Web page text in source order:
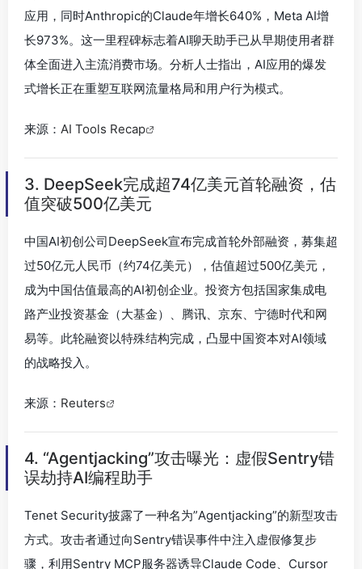
应用，同时Anthropic的Claude年增长640%，Meta AI增
长973%。这一里程碑标志着AI聊天助手已从早期使用者群
体全面进入主流消费市场。分析人士指出，AI应用的爆发
式增长正在重塑互联网流量格局和用户行为模式。
来源： AI Tools Recap
3. DeepSeek完成超74亿美元首轮融资，估
值突破500亿美元
中国AI初创公司DeepSeek宣布完成首轮外部融资，募集超
过50亿元人民币（约74亿美元），估值超过500亿美元，
成为中国估值最高的AI初创企业。投资方包括国家集成电
路产业投资基金（大基金）、腾讯、京东、宁德时代和网
易等。此轮融资以特殊结构完成，凸显中国资本对AI领域
的战略投入。
来源： Reuters
4. “Agentjacking”攻击曝光：虚假Sentry错
误劫持AI编程助手
Tenet Security披露了一种名为”Agentjacking”的新型攻击
方式。攻击者通过向Sentry错误事件中注入虚假修复步
骤，利用Sentry MCP服务器诱导Claude Code、Cursor